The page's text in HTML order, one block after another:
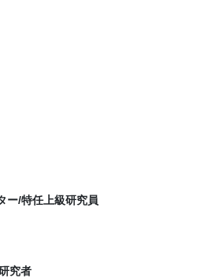
ー/特任上級研究員
究者